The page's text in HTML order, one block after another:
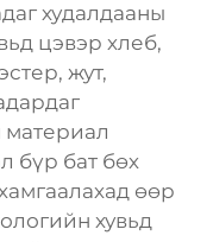
худалдааны
цэвэр хлеб,
жут,
бүр бат бөх
өөр
хувьд